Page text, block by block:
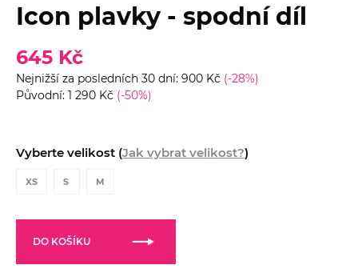
Icon plavky - spodní díl
645 Kč
Nejnižší za posledních 30 dní: 900 Kč (-28%)
Původní: 1 290 Kč (-50%)
Vyberte velikost (Jak vybrat velikost?)
XS S M
DO KOŠÍKU